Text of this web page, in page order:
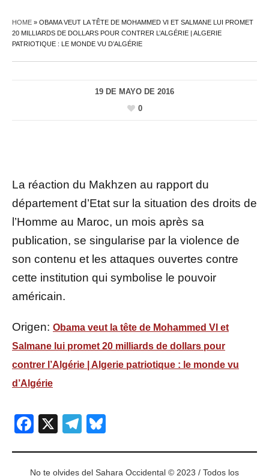
HOME » OBAMA VEUT LA TÊTE DE MOHAMMED VI ET SALMANE LUI PROMET
20 MILLIARDS DE DOLLARS POUR CONTRER L’ALGÉRIE | ALGERIE
PATRIOTIQUE : LE MONDE VU D’ALGÉRIE
19 DE MAYO DE 2016
0
La réaction du Makhzen au rapport du
département d’Etat sur la situation des droits de
l’Homme au Maroc, un mois après sa
publication, se singularise par la violence de
son contenu et les attaques ouvertes contre
cette institution qui symbolise le pouvoir
américain.
Origen: Obama veut la tête de Mohammed VI et
Salmane lui promet 20 milliards de dollars pour
contrer l’Algérie | Algerie patriotique : le monde vu
d’Algérie
Facebook
X Telegram
No te olvides del Sahara Occidental © 2023 / Todos los